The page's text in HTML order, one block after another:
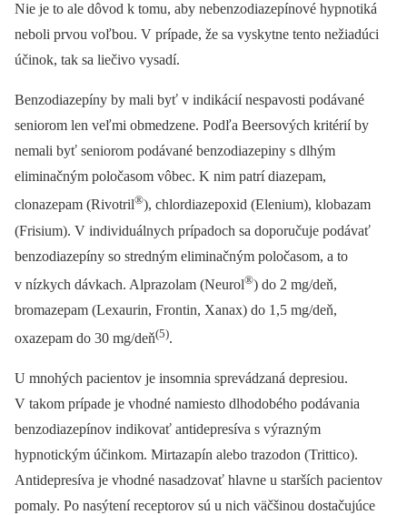
Nie je to ale dôvod k tomu, aby nebenzodiazepínové hypnotiká
neboli prvou voľbou. V prípade, že sa vyskytne tento nežiadúci
účinok, tak sa liečivo vysadí.
Benzodiazepíny by mali byť v indikácií nespavosti podávané
seniorom len veľmi obmedzene. Podľa Beersových kritérií by
nemali byť seniorom podávané benzodiazepiny s dlhým
eliminačným poločasom vôbec. K nim patrí diazepam,
clonazepam (Rivotril®), chlordiazepoxid (Elenium), klobazam
(Frisium). V individuálnych prípadoch sa doporučuje podávať
benzodiazepíny so stredným eliminačným poločasom, a to
v nízkych dávkach. Alprazolam (Neurol®) do 2 mg/deň,
bromazepam (Lexaurin, Frontin, Xanax) do 1,5 mg/deň,
oxazepam do 30 mg/deň(5).
U mnohých pacientov je insomnia sprevádzaná depresiou.
V takom prípade je vhodné namiesto dlhodobého podávania
benzodiazepínov indikovať antidepresíva s výrazným
hypnotickým účinkom. Mirtazapín alebo trazodon (Trittico).
Antidepresíva je vhodné nasadzovať hlavne u starších pacientov
pomaly. Po nasýtení receptorov sú u nich väčšinou dostačujúce